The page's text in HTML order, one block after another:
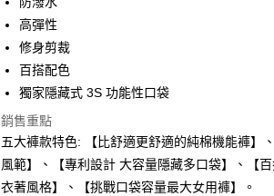
華南商業銀行
國泰世華商業銀行
臺灣中小企業銀行
匯豐（台灣）商業銀行
聯邦商業銀行
玉山商業銀行
星展（台灣）
台新國際商業銀行
中國信託商業
台灣樂天信用卡公司
超商取貨付款
Apple Pay
悠遊付
Google Pay
高彈性
修身剪裁
百搭配色
獨家隱藏式 3S 功能性口袋
銷售重點
五大褲款特色: 【比舒適更舒適的純棉機能褲】
風範】、【專利設計 大容量隱藏多口袋】、【
衣著風格】、【挑戰口袋容量最大女用褲】。